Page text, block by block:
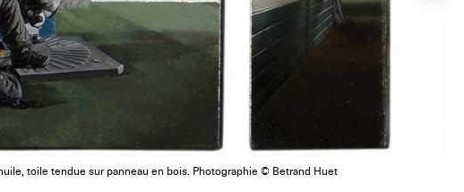
toile tendue sur panneau en bois. Photographie © Betrand Huet